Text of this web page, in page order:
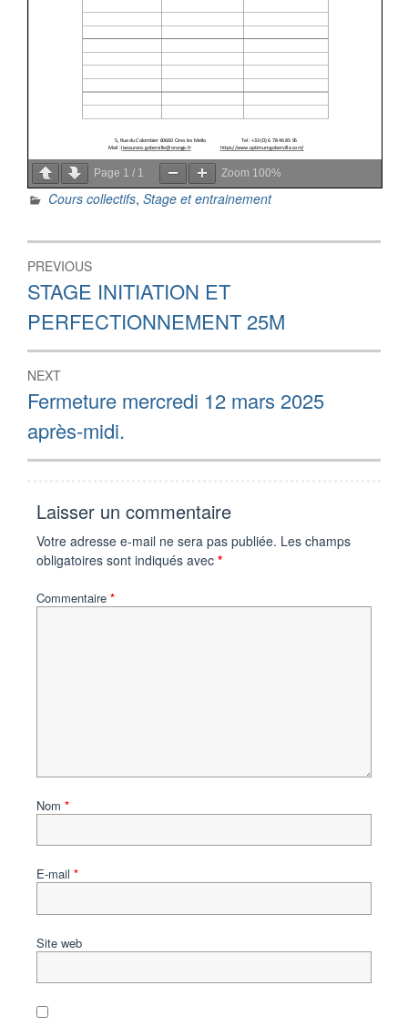
Page 1 / 1 Zoom 100%
Cours collectifs, Stage et entrainement
Navigation
de
l’article
PREVIOUS
Previous
post:
STAGE INITIATION ET
PERFECTIONNEMENT 25M
NEXT
Next
post:
Fermeture mercredi 12 mars 2025
après-midi.
Laisser un commentaire
Votre adresse e-mail ne sera pas publiée. Les champs
obligatoires sont indiqués avec *
Commentaire *
Nom *
E-mail *
Site web